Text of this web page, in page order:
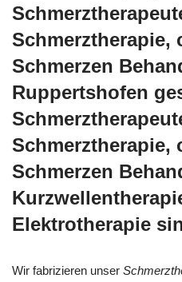
Schmerztherapie,
Schmerzen
Ruppertshofen
Schmerztherapie,
Schmerzen
Elektrotherapie
Wir fabrizieren unser